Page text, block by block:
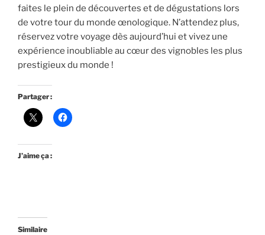
faites le plein de découvertes et de dégustations lors
de votre tour du monde œnologique. N’attendez plus,
réservez votre voyage dès aujourd’hui et vivez une
expérience inoubliable au cœur des vignobles les plus
prestigieux du monde !
Partager :
J’aime ça :
Similaire